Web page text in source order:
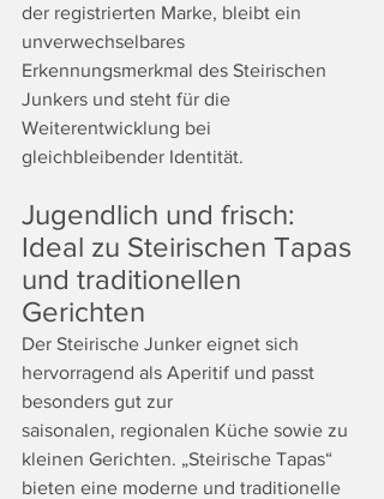
der registrierten Marke, bleibt ein
unverwechselbares
Erkennungsmerkmal des Steirischen
Junkers und steht für die
Weiterentwicklung bei
gleichbleibender Identität.
Jugendlich und frisch:
Ideal zu Steirischen Tapas
und traditionellen
Gerichten
Der Steirische Junker eignet sich
hervorragend als Aperitif und passt
besonders gut zur
saisonalen, regionalen Küche sowie zu
kleinen Gerichten. „Steirische Tapas“
bieten eine moderne und traditionelle